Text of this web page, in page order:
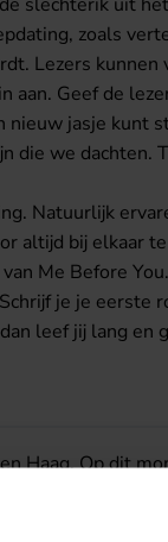
zoals
Lezers
aan. Geef de
nieuw jasje
die we dachten.
Natuurlijk
altijd bij elkaar
Me Before
je je eerste
leef jij lang en
Haag. Op dit
ik voor de
ben natuurlijk